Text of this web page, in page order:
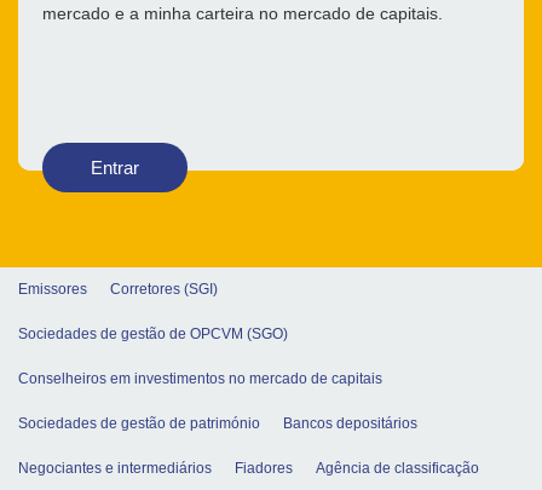
mercado e a minha carteira no mercado de capitais.
Entrar
Emissores Corretores (SGI)
Sociedades de gestão de OPCVM (SGO)
Conselheiros em investimentos no mercado de capitais
Sociedades de gestão de património Bancos depositários
Negociantes e intermediários Fiadores Agência de classificação